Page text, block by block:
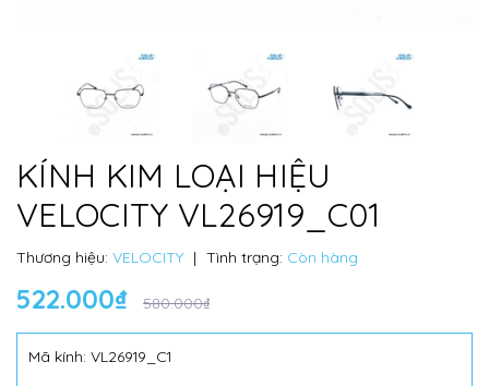
KÍNH KIM LOẠI HIỆU
VELOCITY VL26919_C01
Thương hiệu: VELOCITY | Tình trạng: Còn hàng
522.000₫ 580.000₫
Mã kính: VL26919_C1